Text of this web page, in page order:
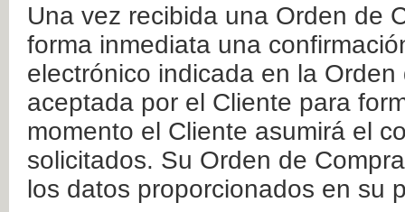
Una vez recibida una Orden de
forma inmediata una
electrónico indicada en la
aceptada por el Cliente para
momento el Cliente asumirá el
solicitados. Su Orden de
los datos proporcionados en su